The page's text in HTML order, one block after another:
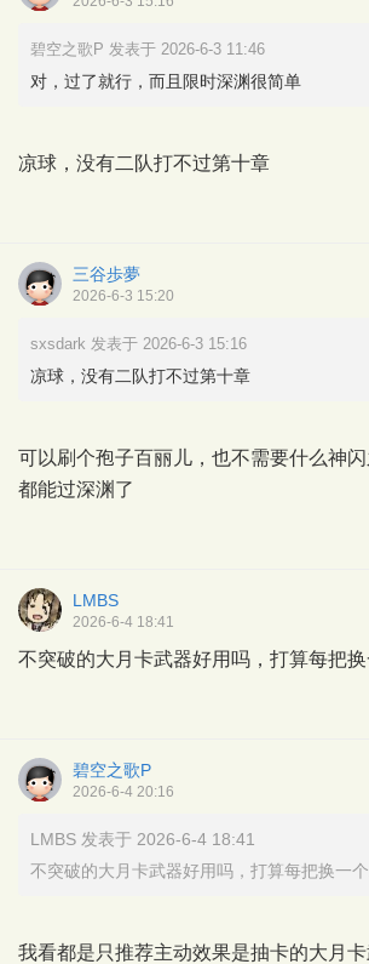
碧空之歌P 发表于 2026-6-3 11:46
对，过了就行，而且限时深渊很简单
凉球，没有二队打不过第十章
三谷歩夢
2026-6-3 15:20
sxsdark 发表于 2026-6-3 15:16
凉球，没有二队打不过第十章
可以刷个孢子百丽儿，也不需要什么神
都能过深渊了
LMBS
2026-6-4 18:41
不突破的大月卡武器好用吗，打算每把
碧空之歌P
2026-6-4 20:16
LMBS 发表于 2026-6-4 18:41
不突破的大月卡武器好用吗，打算每把换一
我看都是只推荐主动效果是抽卡的大月